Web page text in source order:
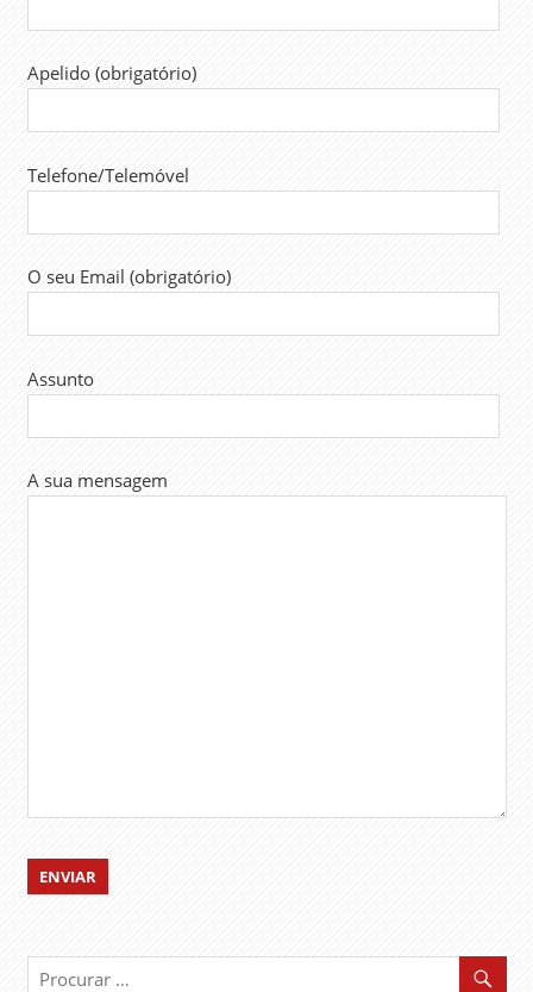
Apelido (obrigatório)
Telefone/Telemóvel
O seu Email (obrigatório)
Assunto
A sua mensagem